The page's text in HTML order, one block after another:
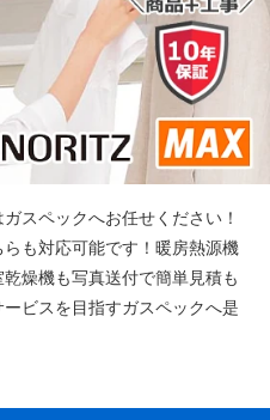
スペックへお任せください！
も対応可能です！暖房熱源機
燥機も写真送付で簡単見積も
ビスを目指すガスペックへ是